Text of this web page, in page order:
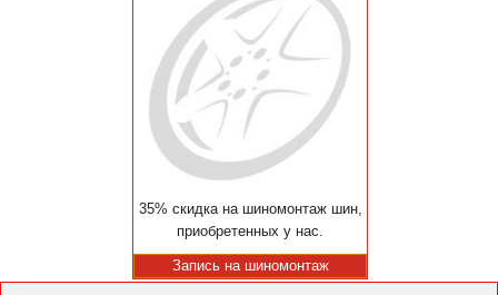
35% скидка на шиномонтаж шин,
приобретенных у нас.
Запись на шиномонтаж